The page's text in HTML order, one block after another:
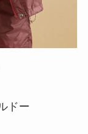
ドー